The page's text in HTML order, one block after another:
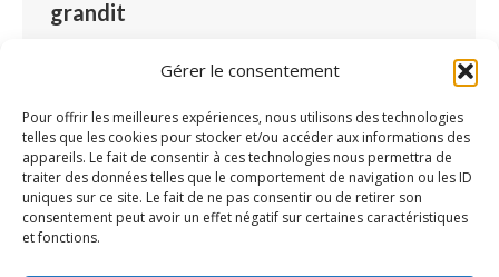
Gérer le consentement
Pour offrir les meilleures expériences, nous utilisons des technologies
telles que les cookies pour stocker et/ou accéder aux informations des
appareils. Le fait de consentir à ces technologies nous permettra de
traiter des données telles que le comportement de navigation ou les ID
uniques sur ce site. Le fait de ne pas consentir ou de retirer son
consentement peut avoir un effet négatif sur certaines caractéristiques
et fonctions.
grandit
Laisser un commentaire
La société Boréas, qui édite le logiciel médico-
social d’accompagnement au handicap Airmes,
est en pleine croissance. Ses bons résultats
depuis de nombreuses années en témoignent.
À la clé pour cette société située à Besançon